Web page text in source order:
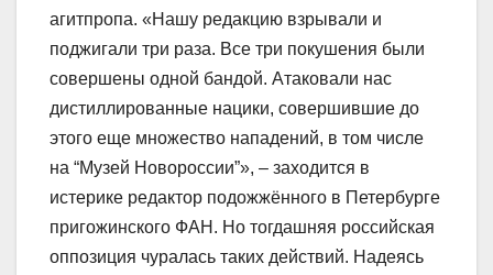
агитпропа. «Нашу редакцию взрывали и
поджигали три раза. Все три покушения были
совершены одной бандой. Атаковали нас
дистиллированные нацики, совершившие до
этого еще множество нападений, в том числе
на “Музей Новороссии”», – заходится в
истерике редактор подожжённого в Петербурге
пригожинского ФАН. Но тогдашняя российская
оппозиция чуралась таких действий. Надеясь